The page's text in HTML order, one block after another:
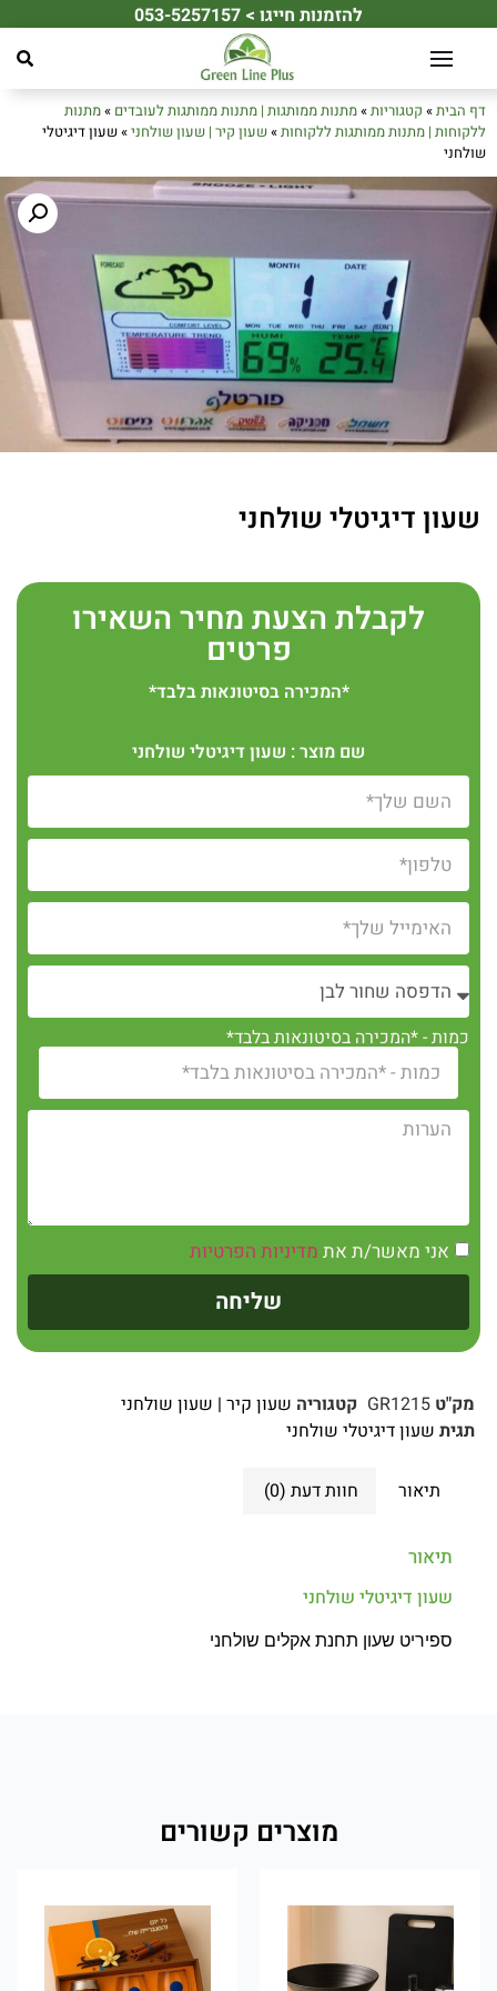
להזמנות חייגו > 053-5257157
דף הבית» קטגוריות»מתנות ממותגות | מתנות ממותגות לעובדים »מתנות
ללקוחות | מתנות ממותגות ללקוחות»שעון קיר | שעון שולחני»שעון דיגיטלי
שולחני
שעון דיגיטלי שולחני
לקבלת הצעת מחיר השאירו
פרטים
*המכירה בסיטונאות בלבד*
שם מוצר : שעון דיגיטלי שולחני
כמות - *המכירה בסיטונאות בלבד*
אני מאשר/ת את מדיניות הפרטיות
שליחה
מק"ט GR1215 קטגוריה שעון קיר | שעון שולחני
תגית שעון דיגיטלי שולחני
תיאור חוות דעת (0)
תיאור
שעון דיגיטלי שולחני
ספיריט שעון תחנת אקלים שולחני
מוצרים קשורים